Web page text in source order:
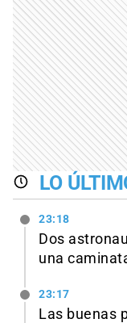
LO
23:18
Dos
una
23:17
Las buenas